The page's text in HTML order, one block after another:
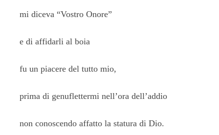
mi diceva “Vostro Onore”
e di affidarli al boia
fu un piacere del tutto mio,
prima di genuflettermi nell’ora dell’addio
non conoscendo affatto la statura di Dio.